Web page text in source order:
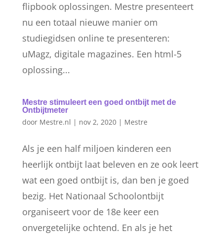
flipbook oplossingen. Mestre presenteert
nu een totaal nieuwe manier om
studiegidsen online te presenteren:
uMagz, digitale magazines. Een html-5
oplossing...
Mestre stimuleert een goed ontbijt met de
Ontbijtmeter
door Mestre.nl | nov 2, 2020| Mestre
Als je een half miljoen kinderen een
heerlijk ontbijt laat beleven en ze ook leert
wat een goed ontbijt is, dan ben je goed
bezig. Het Nationaal Schoolontbijt
organiseert voor de 18e keer een
onvergetelijke ochtend. En als je het